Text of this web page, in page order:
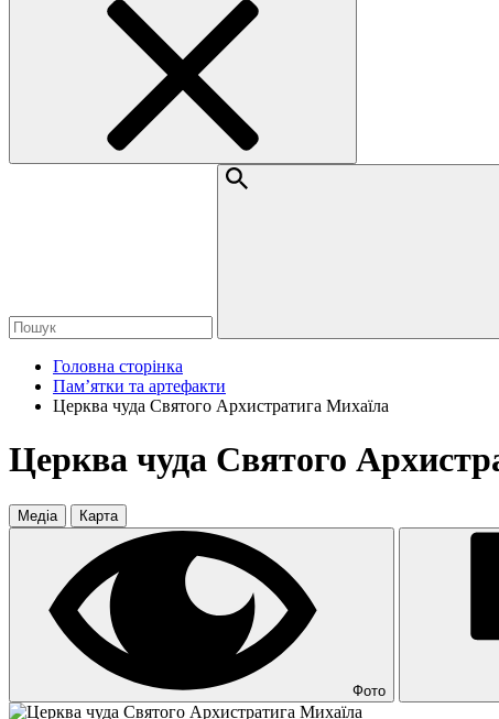
Головна сторінка
Пам’ятки та артефакти
Церква чуда Святого Архистратига Михаїла
Церква чуда Святого
Медіа Карта
Фото